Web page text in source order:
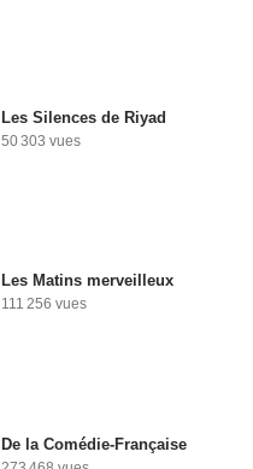
Les Silences de Riyad
50 303 vues
Les Matins merveilleux
111 256 vues
De la Comédie-Française